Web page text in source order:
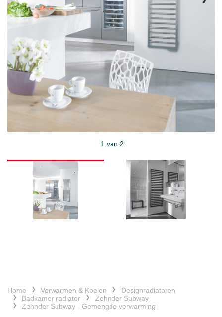
1 van 2
Home Verwarmen & Koelen
Designradiatoren
Badkamer radiator
Zehnder Subway
Zehnder Subway - Gemengde verwarming